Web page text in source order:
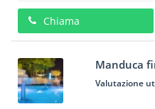
Chiama
Manduca
Valutazione